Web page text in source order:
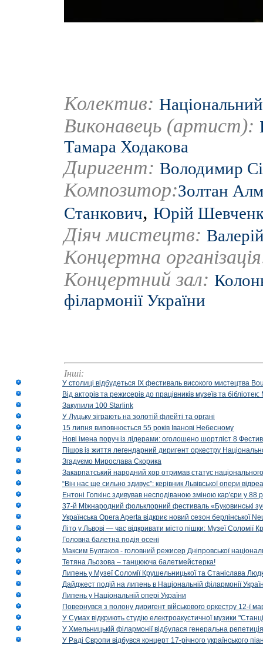
Колектив:
Виконавець (артист):
Тамара Ходакова
Диригент: Володимир
Композитор:Золтан
Станкович, Юрій
Діяч мистецтв:
Концертна
Концертний зал:
філармонії України
Інші:
У столиці відбудеться IX фестиваль високого мистецтва
Від акторів та режисерів до працівників музеїв та
Закупили 100 Starlink
У Луцьку зіграють на золотій флейті та органі
15 липня виповнюється 55 років Іванові Небесному
Нові імена поруч із лідерами: оголошено шортліст 8
Пішов із життя легендарний диригент оркестру
Згадуємо Мирослава Скорика
Закарпатський народний хор отримав статус національного
“Він нас ще сильно здивує”: керівник Львівської опери
Ентоні Гопкінс здивував несподіваною зміною кар'єри у 88
37-й Міжнародний фольклорний фестиваль «Буковинські
Українська Opera Aperta відкриє новий сезон берлінської
Літо у Львові — час відкривати місто пішки: Музеї Соломії
Головна балетна подія осені
Максим Булгаков - головний режисер Дніпровської
Тетяна Льозова – танцююча балетмейстерка!
Липень у Музеї Соломії Крушельницької та Станіслава
Дайджест подій на липень в Національній філармонії
Липень у Національній опері України
Повернувся з полону диригент військового оркестру 12-ї
У Сумах відкриють студію електроакустичної музики
У Хмельницькій філармонії відбулася генеральна
У Раді Європи відбувся концерт 17-річного українського